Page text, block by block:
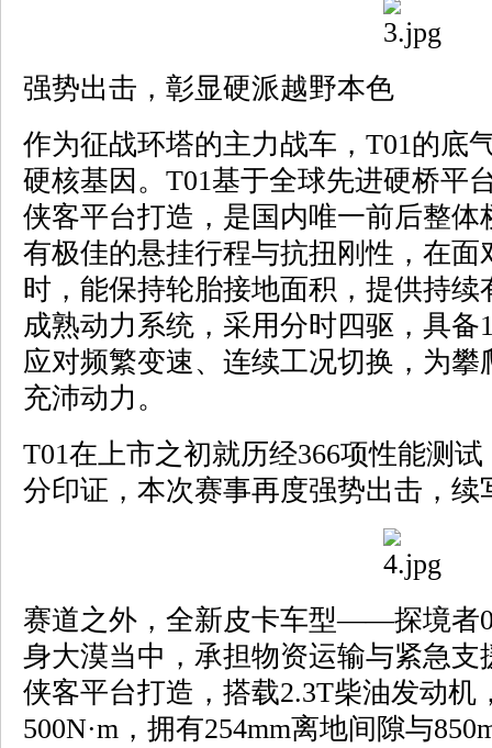
强势出击，彰显硬派越野本色
作为征战环塔的主力战车，T01的底
硬核基因。T01基于全球先进硬桥
侠客平台打造，是国内唯一前后整
有极佳的悬挂行程与抗扭刚性，在面
时，能保持轮胎接地面积，提供持
成熟动力系统，采用分时四驱，具备
应对频繁变速、连续工况切换，为
充沛动力。
T01在上市之初就历经366项性能测
分印证，本次赛事再度强势出击，续
赛道之外，全新皮卡车型——探境者
身大漠当中，承担物资运输与紧急支
侠客平台打造，搭载2.3T柴油发动机
500N·m，拥有254mm离地间隙与